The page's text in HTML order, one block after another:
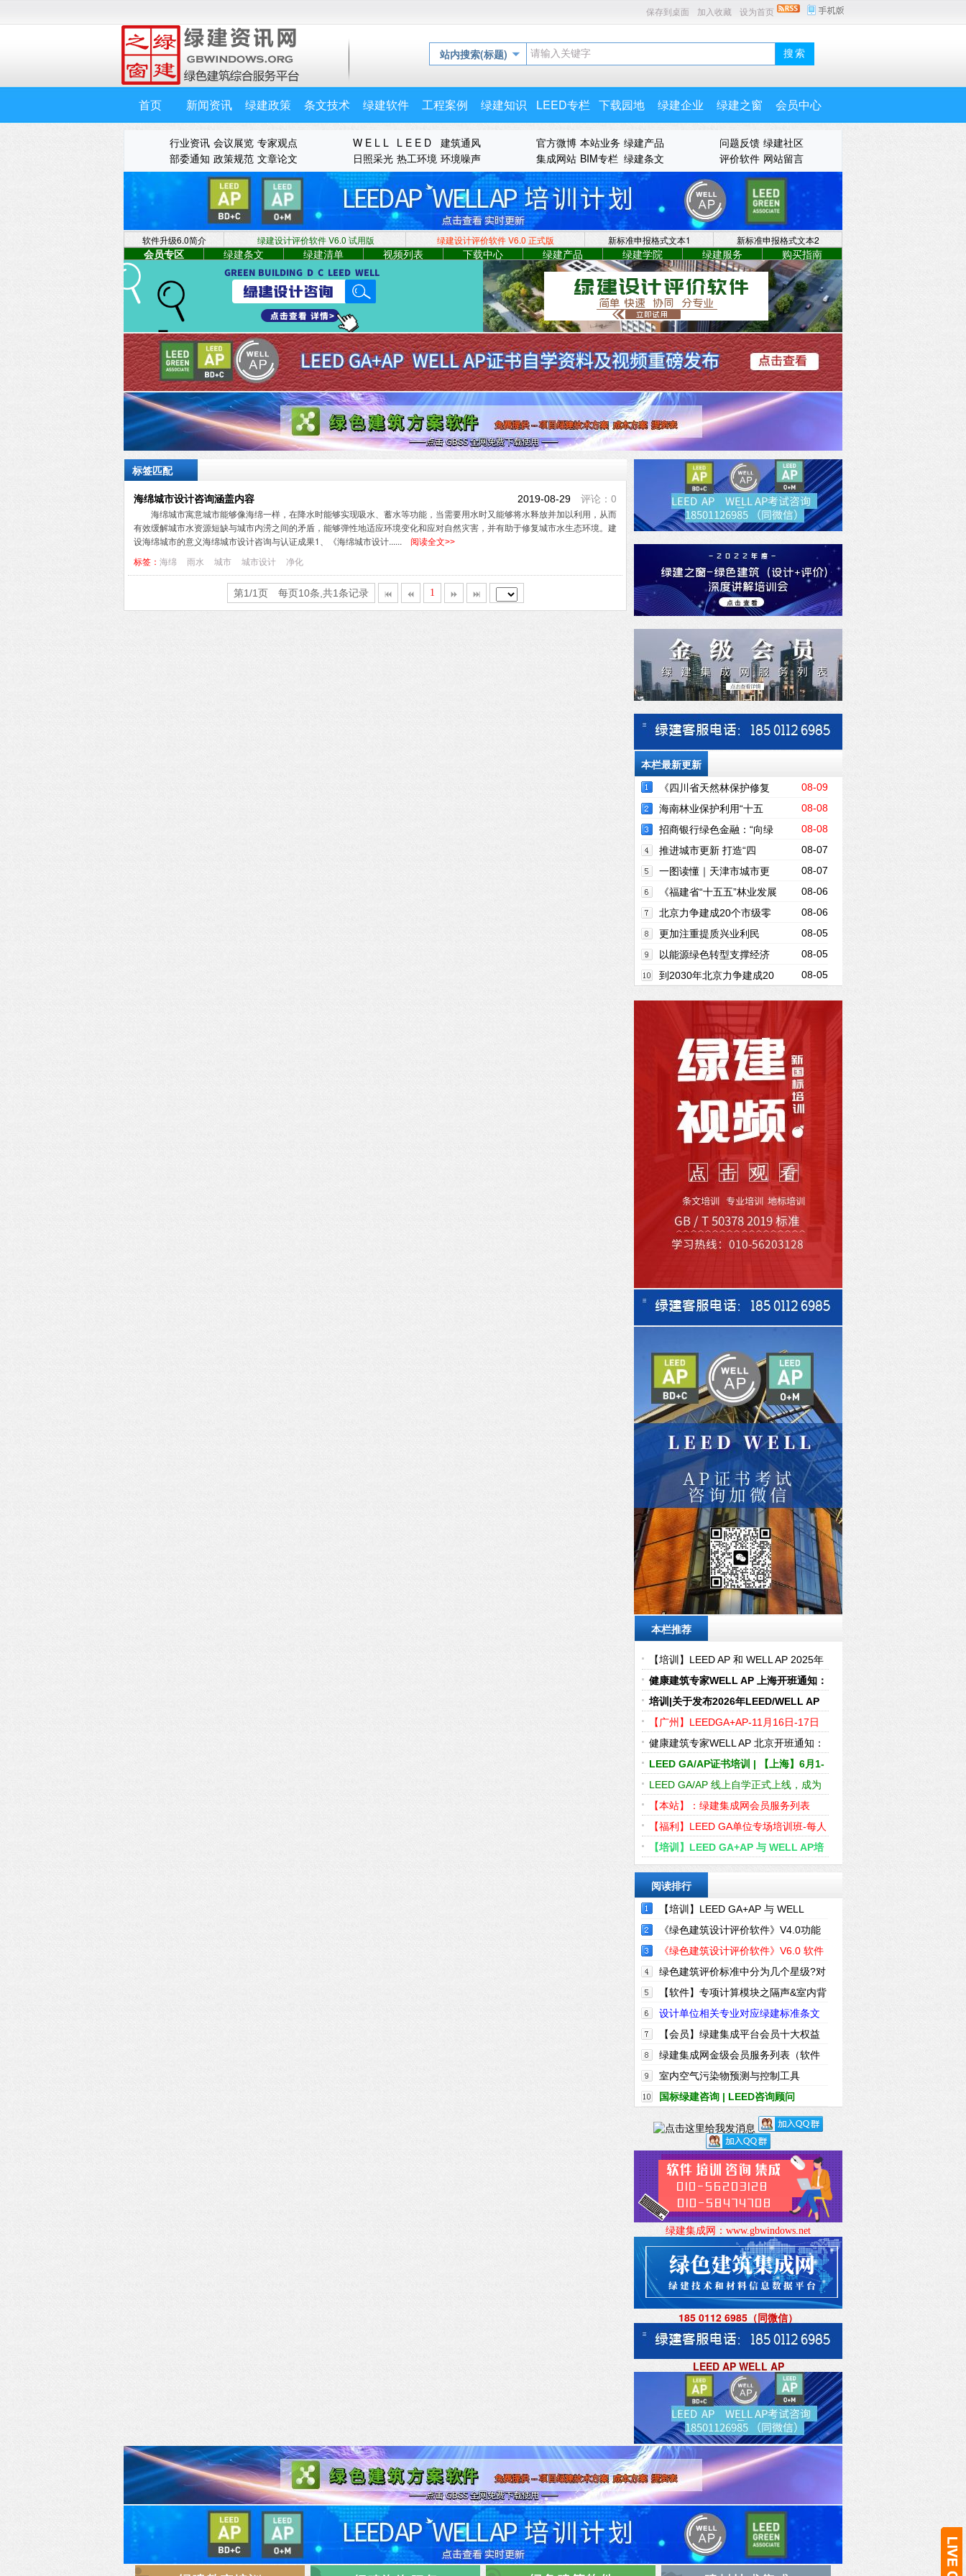
保存到桌面 加入收藏 设为首页
站内搜索(标题)
首页 新闻资讯 绿建政策 条文技术 绿建软件 工程案例 绿建知识 LEED专栏 下载园地 绿建企业 绿建之窗 会员中心
行业资讯 会议展览 专家观点
部委通知 政策规范 文章论文
W E L L L E E D
建筑通风
日照采光 热工环境 环境噪声
官方微博 本站业务 绿建产品
集成网站 BIM专栏 绿建条文
问题反馈 绿建社区
评价软件 网站留言
软件升级6.0简介 绿建设计评价软件 V6.0 试用版 绿建设计评价软件 V6.0 正式版 新标准申报格式文本1 新标准申报格式文本2
会员专区 绿建条文 绿建清单 视频列表 下载中心 绿建产品 绿建学院 绿建服务 购买指南
标签匹配
2019-08-29 评论：0
海绵城市设计咨询涵盖内容
海绵城市寓意城市能够像海绵一样，在降水时能够实现吸水、蓄水等功能，当需要用水时又能够将水释放并加以利用，从而
有效缓解城市水资源短缺与城市内涝之间的矛盾，能够弹性地适应环境变化和应对自然灾害，并有助于修复城市水生态环境。建
设海绵城市的意义海绵城市设计咨询与认证成果1、《海绵城市设计......
阅读全文>>
标签： 海绵 雨水 城市 城市设计 净化
第1/1页 每页10条,共1条记录 1
本栏最新更新
08-09
《四川省天然林保护修复
中长期规划》印发
08-08
海南林业保护利用“十五
五”规划印发实施
08-08
招商银行绿色金融：“向绿
而兴”的发展逻辑
08-07
推进城市更新 打造“四
好”空间
08-07
一图读懂｜天津市城市更
新“十五五”规划
08-06
《福建省“十五五”林业发展
规划》印发 明确建设现代林业强省路线图
08-06
北京力争建成20个市级零
碳园区
08-05
更加注重提质兴业利民
——山东省明确“十五五”林草保护利用规
划编制方向
08-05
以能源绿色转型支撑经济
社会发展全面绿色转型
08-05
到2030年北京力争建成20
本栏推荐
【培训】LEED AP 和 WELL AP 2025年
培训计划表（实时更新4-6月）
健康建筑专家WELL AP 上海开班通知：
2025年3月22-23日
培训|关于发布2026年LEED/WELL AP
资质全年培训的通知
【广州】LEEDGA+AP-11月16日-17日
LEEDGA+AP证书线下精讲速通班
健康建筑专家WELL AP 北京开班通知：
2024年7月27-28日
LEED GA/AP证书培训 | 【上海】6月1-
2日即将开课
LEED GA/AP 线上自学正式上线，成为
行业绿色建筑专家！
【本站】：绿建集成网会员服务列表
（LEED、WELL及软件配套资料）
【福利】LEED GA单位专场培训班-每人
仅需600元轻松取证
【培训】LEED GA+AP 与 WELL AP培
训计划2024年-01-04月时间表
阅读排行
【培训】LEED GA+AP 与 WELL
AP2024年培训计划表
《绿色建筑设计评价软件》V4.0功能
简介
《绿色建筑设计评价软件》V6.0 软件
及配套资料和服务
绿色建筑评价标准中分为几个星级?对
应的分数是?
【软件】专项计算模块之隔声&室内背
景噪声计算
设计单位相关专业对应绿建标准条文
一览表【会员】绿建集成平台会员十大权益
绿建集成网金级会员服务列表（软件
配套资料）
室内空气污染物预测与控制工具
IndoorPACT (年)
国标绿建咨询 | LEED咨询顾问
绿建集成网： www.gbwindows.net
185 0112 6985（同微信）
LEED AP WELL AP